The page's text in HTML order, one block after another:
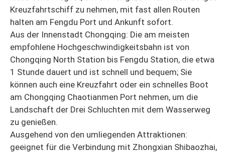
Kreuzfahrtschiff zu nehmen, mit fast allen Routen
halten am Fengdu Port und Ankunft sofort.
Aus der Innenstadt Chongqing: Die am meisten
empfohlene Hochgeschwindigkeitsbahn ist von
Chongqing North Station bis Fengdu Station, die etwa
1 Stunde dauert und ist schnell und bequem; Sie
können auch eine Kreuzfahrt oder ein schnelles Boot
am Chongqing Chaotianmen Port nehmen, um die
Landschaft der Drei Schluchten mit dem Wasserweg
zu genießen.
Ausgehend von den umliegenden Attraktionen:
geeignet für die Verbindung mit Zhongxian Shibaozhai,